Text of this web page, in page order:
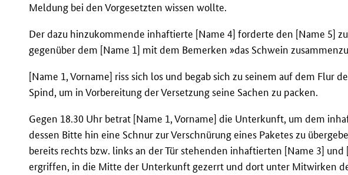
Meldung bei den Vorgesetzten wissen wollte.
Der dazu hinzukommende inhaftierte [Name 4] forderte den [Name 5]
gegenüber dem [Name 1] mit dem Bemerken »das Schwein
[Name 1, Vorname] riss sich los und begab sich zu seinem auf dem Flur
Spind, um in Vorbereitung der Versetzung seine Sachen zu packen.
Gegen 18.30 Uhr betrat [Name 1, Vorname] die Unterkunft, um dem
dessen Bitte hin eine Schnur zur Verschnürung eines Paketes zu
bereits rechts bzw. links an der Tür stehenden inhaftierten [Name 3] und
ergriffen, in die Mitte der Unterkunft gezerrt und dort unter Mitwirken